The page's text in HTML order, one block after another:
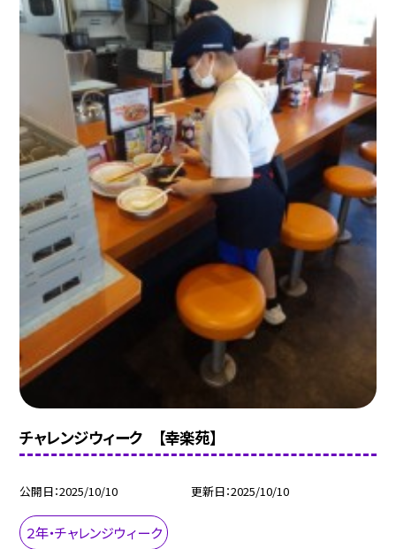
チャレンジウィーク 【幸楽苑】
公開日 2025/10/10 更新日 2025/10/10
２年・チャレンジウィーク